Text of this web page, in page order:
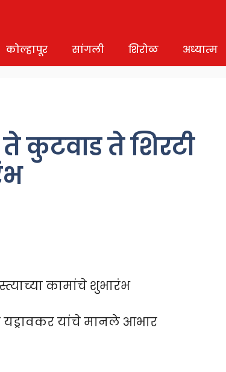
कोल्हापूर सांगली शिरोळ अध्यात्म
कुटवाड ते शिरटी
कामांचे शुभारंभ
यड्रावकर यांचे मानले आभार